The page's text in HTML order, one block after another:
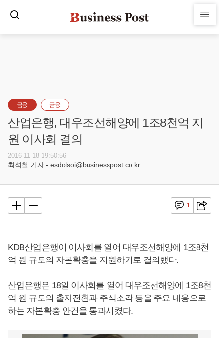
금융 금융
산업은행, 대우조선해양에 1조8천억 지
원 이사회 결의
2016-11-18 19:50:56
최석철 기자 - esdolsoi@businesspost.co.kr
1
KDB산업은행이 이사회를 열어 대우조선해양에 1조8천
억 원 규모의 자본확충을 지원하기로 결의했다.
산업은행은 18일 이사회를 열어 대우조선해양에 1조8천
억 원 규모의 출자전환과 주식소각 등을 주요 내용으로
하는 자본확충 안건을 통과시켰다.